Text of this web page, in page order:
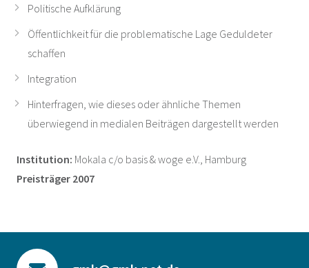
Politische Aufklärung
Öffentlichkeit für die problematische Lage Geduldeter
schaffen
Integration
Hinterfragen, wie dieses oder ähnliche Themen
überwiegend in medialen Beiträgen dargestellt werden
Institution: Mokala c/o basis & woge e.V., Hamburg
Preisträger 2007